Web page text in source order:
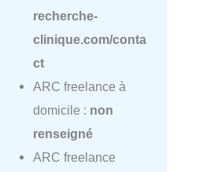
recherche-
clinique.com/conta
ct
ARC freelance à
domicile : non
renseigné
ARC freelance